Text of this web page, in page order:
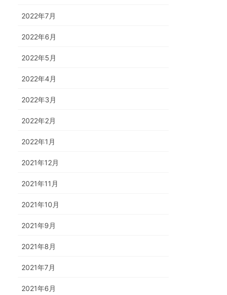
2022年7月
2022年6月
2022年5月
2022年4月
2022年3月
2022年2月
2022年1月
2021年12月
2021年11月
2021年10月
2021年9月
2021年8月
2021年7月
2021年6月